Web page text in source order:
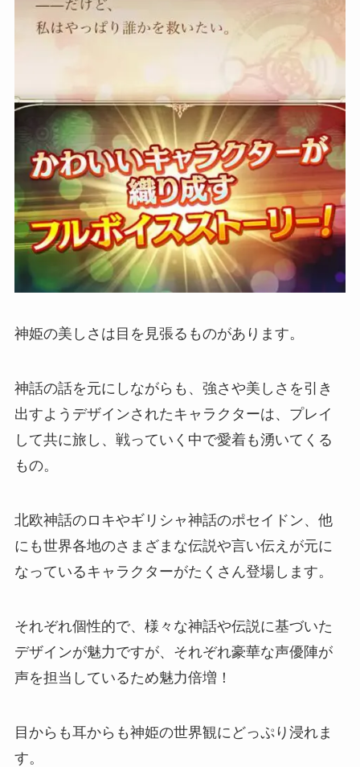
神姫の美しさは目を見張るものがあります。
神話の話を元にしながらも、強さや美しさを引き
出すようデザインされたキャラクターは、プレイ
して共に旅し、戦っていく中で愛着も湧いてくる
もの。
北欧神話のロキやギリシャ神話のポセイドン、他
にも世界各地のさまざまな伝説や言い伝えが元に
なっているキャラクターがたくさん登場します。
それぞれ個性的で、様々な神話や伝説に基づいた
デザインが魅力ですが、それぞれ豪華な声優陣が
声を担当しているため魅力倍増！
目からも耳からも神姫の世界観にどっぷり浸れま
す。